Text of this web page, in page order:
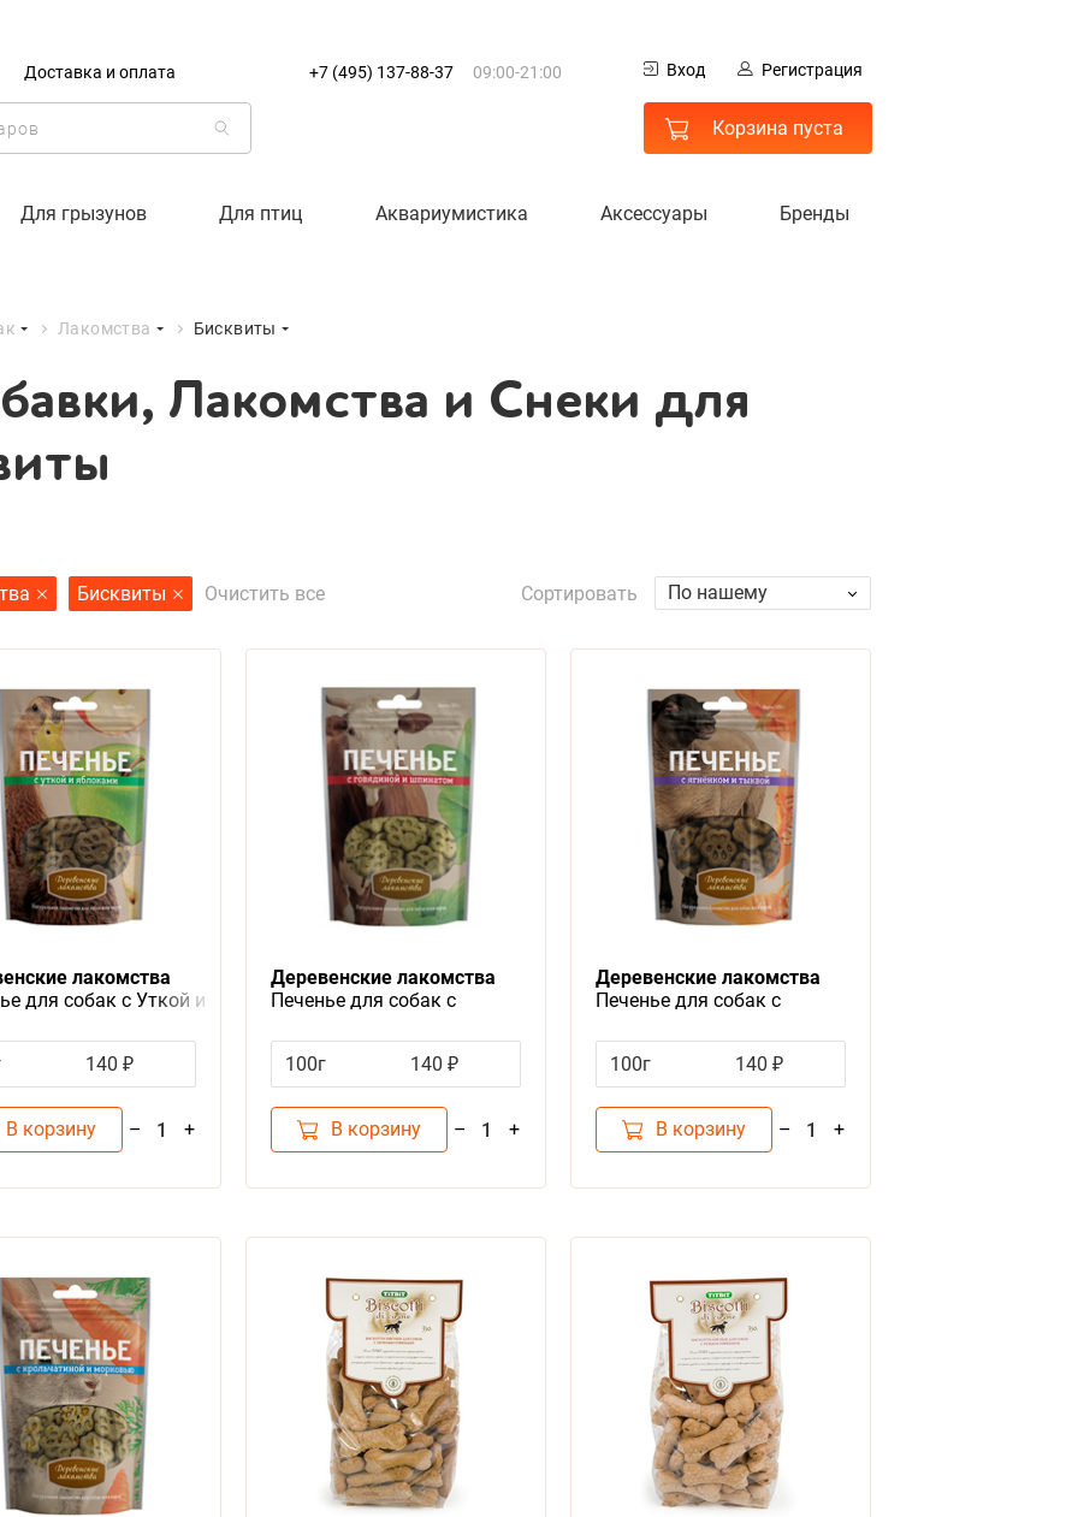
Доставка и оплата +7 (495) 137-88-37 09:00-21:00 Вход Регистрация
Корзина пуста
Для грызунов Для птиц Аквариумистика Аксессуары Бренды
Лакомства Бисквиты
Лакомства и Снеки для
Бисквиты Очистить все Сортировать По нашему
лакомства
для собак с Уткой и
140 ₽
В корзину – 1 +
Деревенские лакомства
Печенье для собак с
100г
140 ₽
В корзину – 1 +
Деревенские лакомства
Печенье для собак с
100г
140 ₽
В корзину – 1 +
Лакомства и Снеки для
+7 (495) 137-88-37
09:00-21:00
Корзина пуста
Доставка и оплата